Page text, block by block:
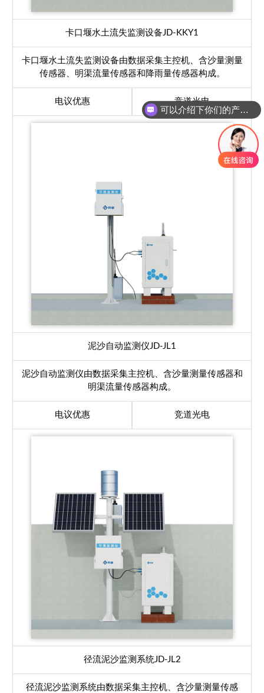
卡口堰水土流失监测设备JD-KKY1
卡口堰水土流失监测设备由数据采集主控机、含沙量测量
传感器、明渠流量传感器和降雨量传感器构成。
电议优惠 竞道光电
泥沙自动监测仪JD-JL1
泥沙自动监测仪由数据采集主控机、含沙量测量传感器和
明渠流量传感器构成。
电议优惠 竞道光电
径流泥沙监测系统JD-JL2
径流泥沙监测系统由数据采集主控机、含沙量测量传感
可以介绍下你们的产品么？